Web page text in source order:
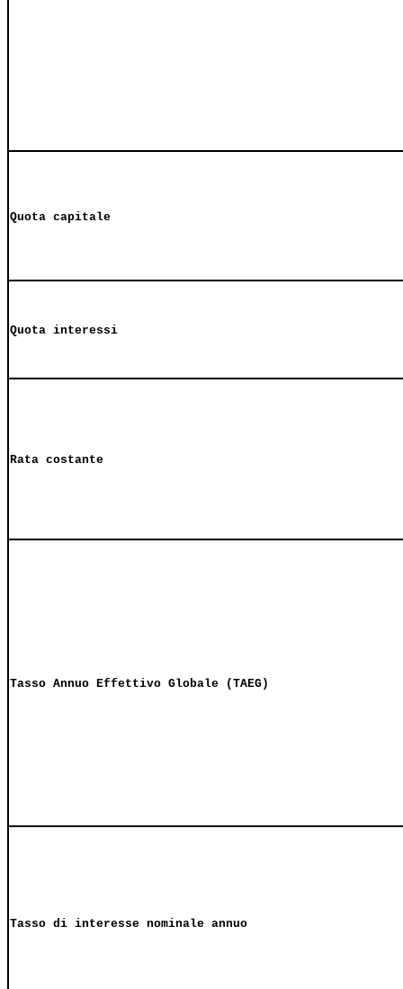
Quota capitale
Quota interessi
Rata costante
Tasso Annuo Effettivo Globale (TAEG)
Tasso di interesse nominale annuo